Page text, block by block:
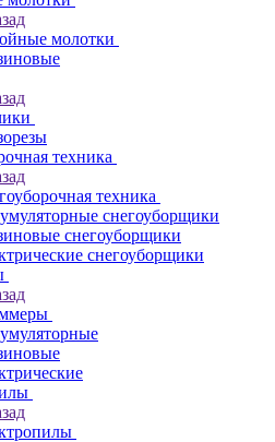
молотки
техника
техника
снегоуборщики
снегоуборщики
снегоуборщики